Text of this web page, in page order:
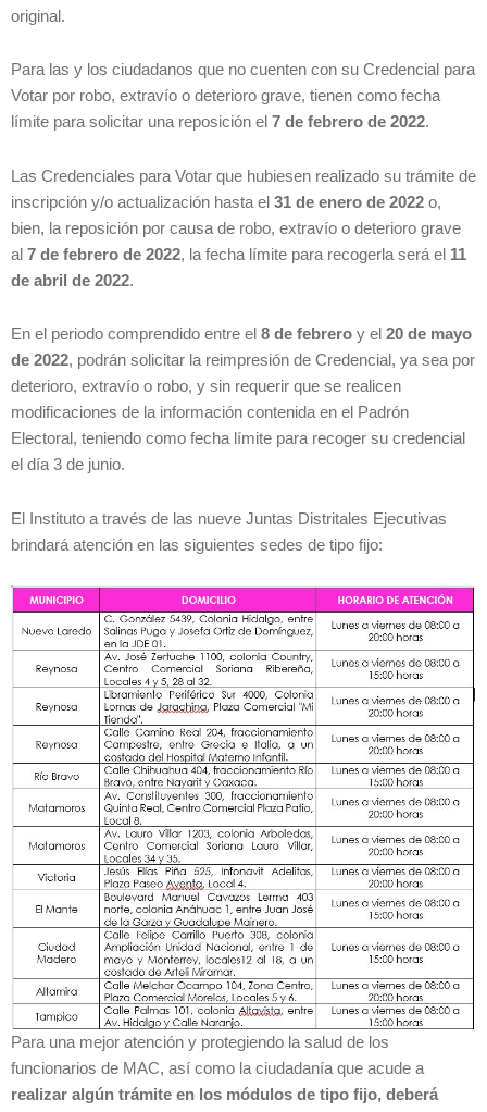
original.
Para las y los ciudadanos que no cuenten con su Credencial para
Votar por robo, extravío o deterioro grave, tienen como fecha
límite para solicitar una reposición el 7 de febrero de 2022.
Las Credenciales para Votar que hubiesen realizado su trámite de
inscripción y/o actualización hasta el 31 de enero de 2022 o,
bien, la reposición por causa de robo, extravío o deterioro grave
al 7 de febrero de 2022, la fecha límite para recogerla será el 11
de abril de 2022.
En el periodo comprendido entre el 8 de febrero y el 20 de mayo
de 2022, podrán solicitar la reimpresión de Credencial, ya sea por
deterioro, extravío o robo, y sin requerir que se realicen
modificaciones de la información contenida en el Padrón
Electoral, teniendo como fecha límite para recoger su credencial
el día 3 de junio.
El Instituto a través de las nueve Juntas Distritales Ejecutivas
brindará atención en las siguientes sedes de tipo fijo:
Para una mejor atención y protegiendo la salud de los
funcionarios de MAC, así como la ciudadanía que acude a
realizar algún trámite en los módulos de tipo fijo, deberá